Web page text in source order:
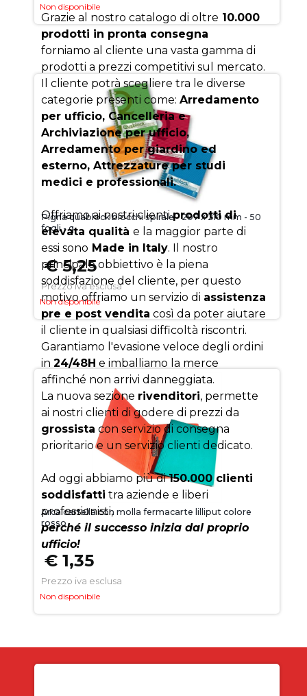
Non disponibile
Pigna quablock blocchi spirale - 297 x 210 mm - 50
fogli - q
€ 5,25
Prezzo iva esclusa
Non disponibile
Arca cartella con molla fermacarte lilliput colore
rosso
€ 1,35
Prezzo iva esclusa
Non disponibile
Grazie al nostro catalogo di oltre 10.000
prodotti in pronta consegna
forniamo al cliente una vasta gamma di
prodotti a prezzi competitivi sul mercato.
Il cliente potrà scegliere tra le diverse
categorie presenti come: Arredamento
per ufficio, Cancelleria e
Archiviazione per ufficio,
Arredamento per giardino ed
esterno, Attrezzature per studi
medici e professionali.
Offriamo ai nostri clientiprodotti di
elevata qualità e la maggior parte di
essi sono Made in Italy. Il nostro
principale obbiettivo è la piena
soddisfazione del cliente, per questo
motivo offriamo un servizio di assistenza
pre e post vendita così da poter aiutare
il cliente in qualsiasi difficoltà riscontri.
Garantiamo l'evasione veloce degli ordini
in 24/48H e imballiamo la merce
affinché non arrivi danneggiata.
La nuova sezione rivenditori, permette
ai nostri clienti di godere di prezzi da
grossista con servizio di consegna
prioritario e un servizio clienti dedicato.
Ad oggi abbiamo più di150.000 clienti
soddisfatti tra aziende e liberi
professionisti,
perché il successo inizia dal proprio
ufficio!